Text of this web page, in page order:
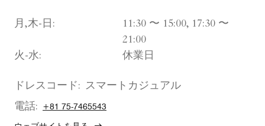
月,木-日:
11:30 〜 15:00, 17:30 〜
21:00
火-水:
休業日
ドレスコード: スマートカジュアル
電話:
+81 75-7465543